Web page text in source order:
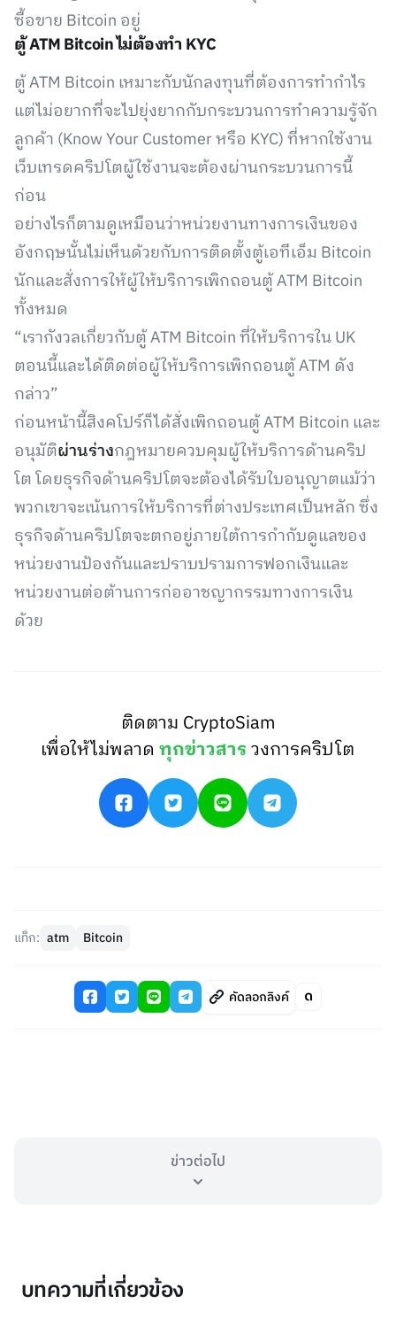
ซื้อขาย Bitcoin อยู่
ตู้ ATM Bitcoin ไม่ต้องทำ KYC
ตู้ ATM Bitcoin เหมาะกับนักลงทุนที่ต้องการทำกำไร
แต่ไม่อยากที่จะไปยุ่งยากกับกระบวนการทำความรู้จัก
ลูกค้า (Know Your Customer หรือ KYC) ที่หากใช้งาน
เว็บเทรดคริปโตผู้ใช้งานจะต้องผ่านกระบวนการนี้
ก่อน
อย่างไรก็ตามดูเหมือนว่าหน่วยงานทางการเงินของ
อังกฤษนั้นไม่เห็นด้วยกับการติดตั้งตู้เอทีเอ็ม Bitcoin
นักและสั่งการให้ผู้ให้บริการเพิกถอนตู้ ATM Bitcoin
ทั้งหมด
“เรากังวลเกี่ยวกับตู้ ATM Bitcoin ที่ให้บริการใน UK
ตอนนี้และได้ติดต่อผู้ให้บริการเพิกถอนตู้ ATM ดัง
กล่าว”
ก่อนหน้านี้สิงคโปร์ก็ได้สั่งเพิกถอนตู้ ATM Bitcoin และ
อนุมัติผ่านร่างกฎหมายควบคุมผู้ให้บริการด้านคริป
โต โดยธุรกิจด้านคริปโตจะต้องได้รับใบอนุญาตแม้ว่า
พวกเขาจะเน้นการให้บริการที่ต่างประเทศเป็นหลัก ซึ่ง
ธุรกิจด้านคริปโตจะตกอยู่ภายใต้การกำกับดูแลของ
หน่วยงานป้องกันและปราบปรามการฟอกเงินและ
หน่วยงานต่อต้านการก่ออาชญากรรมทางการเงิน
ด้วย
ติดตาม CryptoSiam
เพื่อให้ไม่พลาดทุกข่าวสารวงการคริปโต
แท็ก: atm Bitcoin
คัดลอกลิงค์
ข่าวต่อไป
บทความที่เกี่ยวข้อง